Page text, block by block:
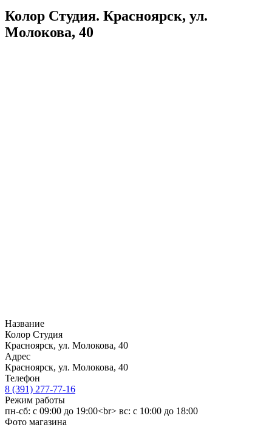
Колор Студия. Красноярск, ул.
Молокова, 40
Название
Колор Студия
Красноярск, ул. Молокова, 40
Адрес
Красноярск, ул. Молокова, 40
Телефон
8 (391) 277-77-16
Режим работы
пн-сб: с 09:00 до 19:00<br> вс: с 10:00 до 18:00
Фото магазина